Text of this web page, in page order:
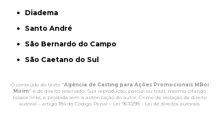
Diadema
Santo André
São Bernardo do Campo
São Caetano do Sul
O conteúdo do texto "Agência de Casting para Ações Promocionais MBoi
Mirim" é de direito reservado. Sua reprodução, parcial ou total, mesmo citando
nossos links, é proibida sem a autorização do autor. Crime de violação de direito
autoral – artigo 184 do Código Penal – Lei 9610/98 - Lei de direitos autorais.